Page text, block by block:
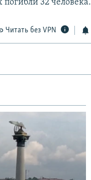
погибли 32 человека.
Читать без VPN